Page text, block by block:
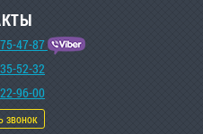
47-87
52-32
96-00
звонок